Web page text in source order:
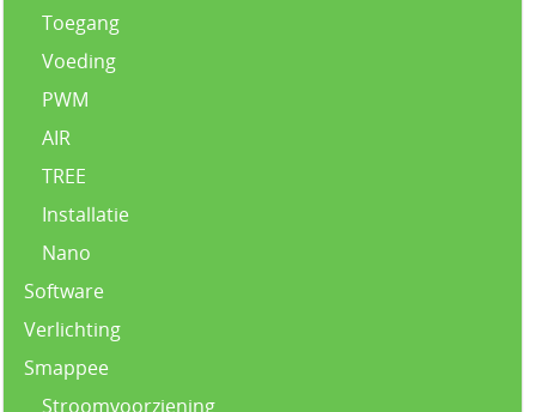
Toegang
Voeding
PWM
AIR
TREE
Installatie
Nano
Software
Verlichting
Smappee
Stroomvoorziening